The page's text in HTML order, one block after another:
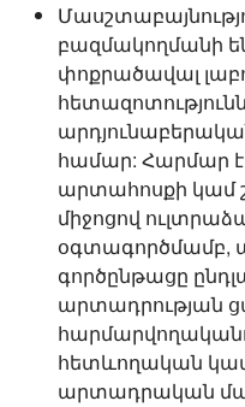
բազմակողմանի
փոքրածավալ
համար: Հարմար
արտահոսքի կամ
միջոցով
օգտագործմամբ,
գործընթացը
արտադրության
հետևողական
արտադրական